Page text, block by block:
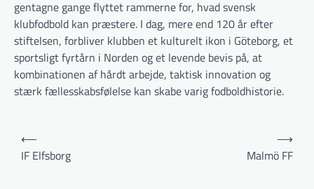
gentagne gange flyttet rammerne for, hvad svensk
klubfodbold kan præstere. I dag, mere end 120 år efter
stiftelsen, forbliver klubben et kulturelt ikon i Göteborg, et
sportsligt fyrtårn i Norden og et levende bevis på, at
kombinationen af hårdt arbejde, taktisk innovation og
stærk fællesskabsfølelse kan skabe varig fodboldhistorie.
Indlægsnavigation
⟵
IF Elfsborg
Malmö FF
⟶